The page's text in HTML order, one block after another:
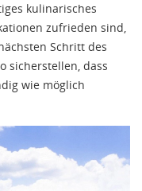
kulinarisches
zufrieden sind,
Schritt des
sicherstellen, dass
wie möglich